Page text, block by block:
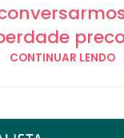
CONTINUAR LENDO